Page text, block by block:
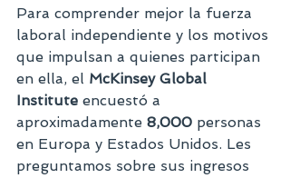
Para comprender mejor la fuerza
laboral independiente y los motivos
que impulsan a quienes participan
en ella, el McKinsey Global
Institute encuestó a
aproximadamente 8,000 personas
en Europa y Estados Unidos. Les
preguntamos sobre sus ingresos